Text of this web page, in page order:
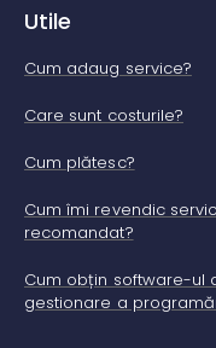
Utile
Cum adaug service?
Care sunt costurile?
Cum plătesc?
Cum îmi revendic
recomandat?
Cum obțin software-ul
gestionare a